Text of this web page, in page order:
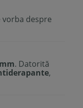
despre
. Datorită
,